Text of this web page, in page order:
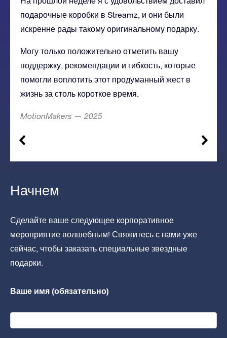
подарочные коробки в Streamz, и они были
искренне рады такому оригинальному подарку.
Могу только положительно отметить вашу
поддержку, рекомендации и гибкость, которые
помогли воплотить этот продуманный жест в
жизнь за столь короткое время.
MotionMakers — 2025
Начнем
Сделайте ваше следующее корпоративное
мероприятие волшебным! Свяжитесь с нами уже
сейчас, чтобы заказать специальные звездные
подарки.
Ваше имя (обязательно)